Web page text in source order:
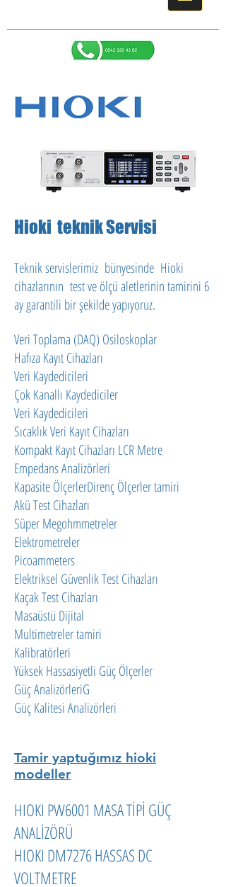
Hioki teknik Servisi
Teknik servislerimiz bünyesinde Hioki
cihazlarının test ve ölçü aletlerinin tamirini 6
ay garantili bir şekilde yapıyoruz.
Veri Toplama (DAQ) Osiloskoplar
Hafıza Kayıt Cihazları
Veri Kaydedicileri
Çok Kanallı Kaydediciler
Veri Kaydedicileri
Sıcaklık Veri Kayıt Cihazları
Kompakt Kayıt Cihazları LCR Metre
Empedans Analizörleri
Kapasite ÖlçerlerDirenç Ölçerler tamiri
Akü Test Cihazları
Süper Megohmmetreler
Elektrometreler
Picoammeters
Elektriksel Güvenlik Test Cihazları
Kaçak Test Cihazları
Masaüstü Dijital
Multimetreler tamiri
Kalibratörleri
Yüksek Hassasiyetli Güç Ölçerler
Güç AnalizörleriG
Güç Kalitesi Analizörleri
Tamir yaptuğımız hioki
modeller
HIOKI PW6001 MASA TİPİ GÜÇ
ANALİZÖRÜ
HIOKI DM7276 HASSAS DC
VOLTMETRE